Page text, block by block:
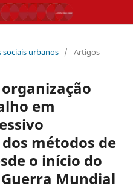
sociais urbanos / Artigos
em
métodos de
o início do
Mundial